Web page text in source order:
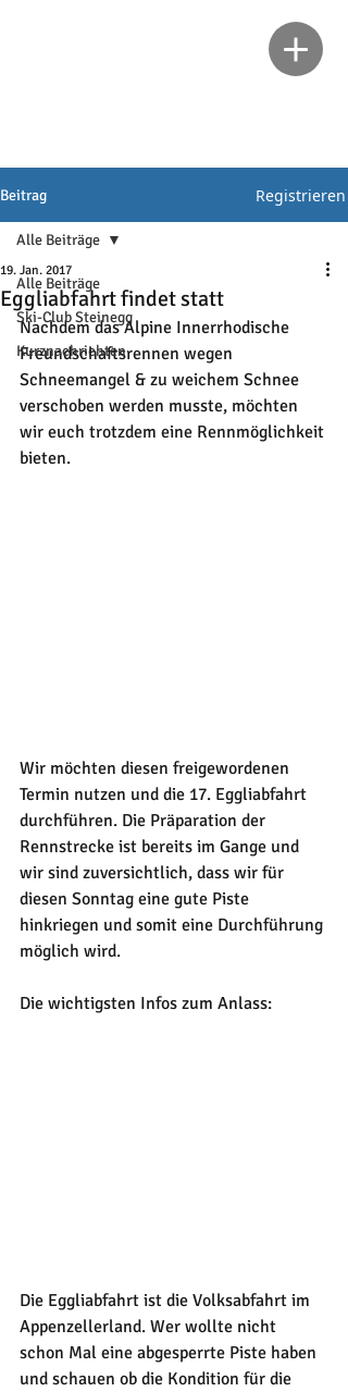
Beitrag Registrieren
Alle Beiträge
Ski-Club Steinegg
Kurznachrichten
Alle Beiträge
Eggliabfahrt findet statt
19. Jan. 2017
Nachdem das Alpine Innerrhodische
Freundschaftsrennen wegen
Schneemangel & zu weichem Schnee
verschoben werden musste, möchten
wir euch trotzdem eine Rennmöglichkeit
bieten.
Wir möchten diesen freigewordenen
Termin nutzen und die 17. Eggliabfahrt
durchführen. Die Präparation der
Rennstrecke ist bereits im Gange und
wir sind zuversichtlich, dass wir für
diesen Sonntag eine gute Piste
hinkriegen und somit eine Durchführung
möglich wird.
Die wichtigsten Infos zum Anlass:
Die Eggliabfahrt ist die Volksabfahrt im
Appenzellerland. Wer wollte nicht
schon Mal eine abgesperrte Piste haben
und schauen ob die Kondition für die